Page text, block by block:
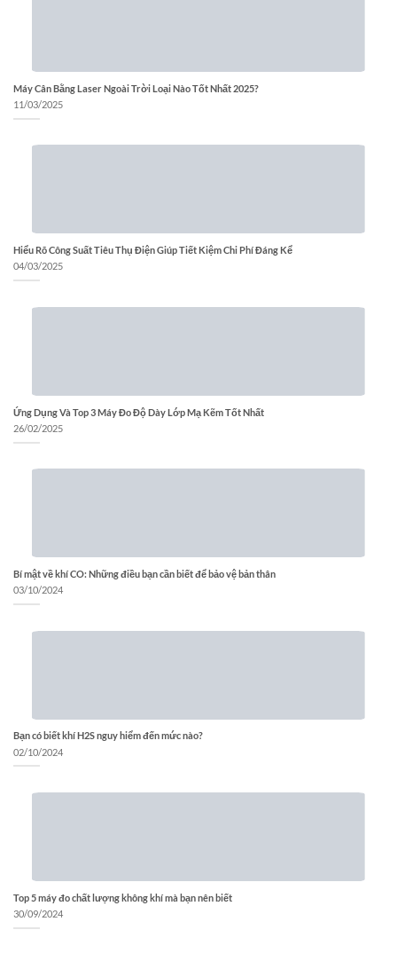
Máy Cân Bằng Laser Ngoài Trời Loại Nào Tốt Nhất 2025?
11/03/2025
Hiểu Rõ Công Suất Tiêu Thụ Điện Giúp Tiết Kiệm Chi Phí Đáng Kể
04/03/2025
Ứng Dụng Và Top 3 Máy Đo Độ Dày Lớp Mạ Kẽm Tốt Nhất
26/02/2025
Bí mật về khí CO: Những điều bạn cần biết để bảo vệ bản thân
03/10/2024
Bạn có biết khí H2S nguy hiểm đến mức nào?
02/10/2024
Top 5 máy đo chất lượng không khí mà bạn nên biết
30/09/2024